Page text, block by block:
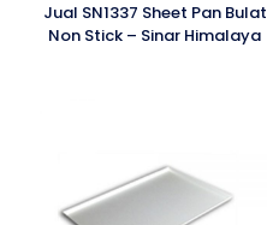
Jual SN1337 Sheet Pan Bulat
Non Stick – Sinar Himalaya